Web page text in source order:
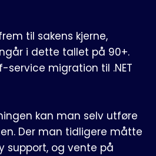
til sakens kjerne,
i dette tallet på 90+.
service migration til .NET
kan man selv utføre
Der man tidligere måtte
support, og vente på